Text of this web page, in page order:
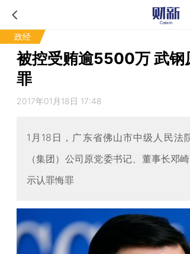
政经
被控受贿逾5500万 武钢
罪
2017年01月18日 17:48
1月18日，广东省佛山市中级人民法
（集团）公司原党委书记、董事长邓
示认罪悔罪